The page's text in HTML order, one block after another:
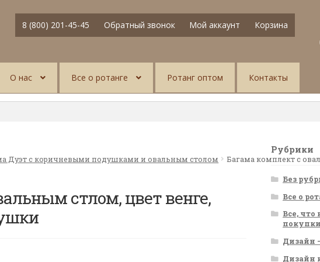
8 (800) 201-45-45 Обратный звонок Мой аккаунт
Корзина
О нас Все о ротанге Ротанг оптом Контакты
Дуэт с коричневыми подушками и овальным столом
Багама комплект с
стлом, цвет венге,
Рубрики
Без
Все о
Все, что
покупки
Дизайн
Дизайн